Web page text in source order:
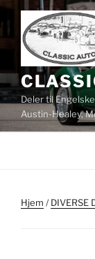
Gå
til
innhold
Deler til
Austin-Healey,
Hjem /DIVERSE